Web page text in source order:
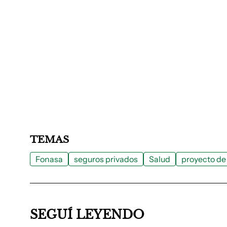
TEMAS
Fonasa seguros privados Salud proyecto
SEGUÍ LEYENDO